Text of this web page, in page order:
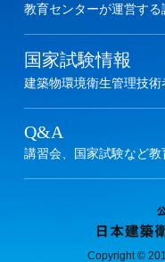
Copyright ©